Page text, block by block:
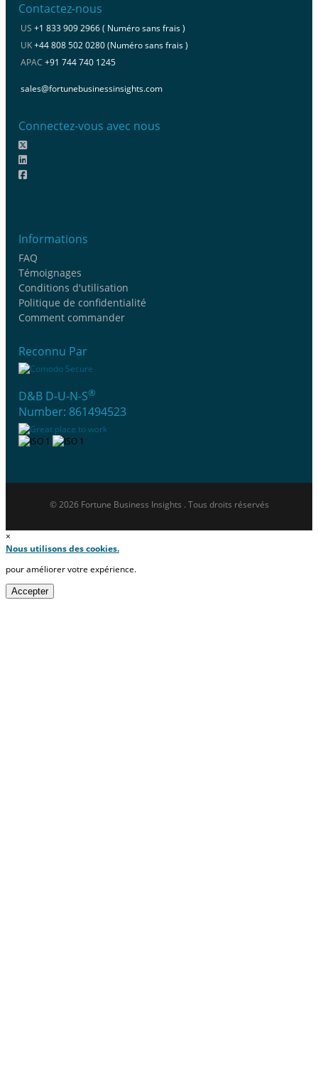
Contactez-nous
US +1 833 909 2966 ( Numéro sans frais )
UK+44 808 502 0280 (Numéro sans frais )
APAC +91 744 740 1245
sales@fortunebusinessinsights.com
Connectez-vous avec nous
Informations
FAQ
Témoignages
Conditions d'utilisation
Politique de confidentialité
Comment commander
Reconnu Par
D&B D-U-N-S®
Number: 861494523
© 2026 Fortune Business Insights . Tous droits réservés
×
Nous utilisons des cookies.
pour améliorer votre expérience.
Accepter